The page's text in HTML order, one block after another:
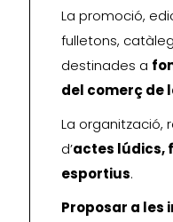
La promoció,
fulletons,
destinades a
del comerç de
La organització,
d’actes lúdics,
esportius.
Proposar a les